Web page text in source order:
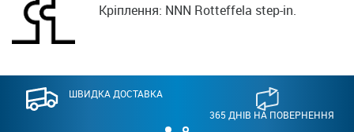
Кріплення: NNN Rotteffela step-in.
ШВИДКА ДОСТАВКА
365 ДНІВ НА ПОВЕРНЕННЯ